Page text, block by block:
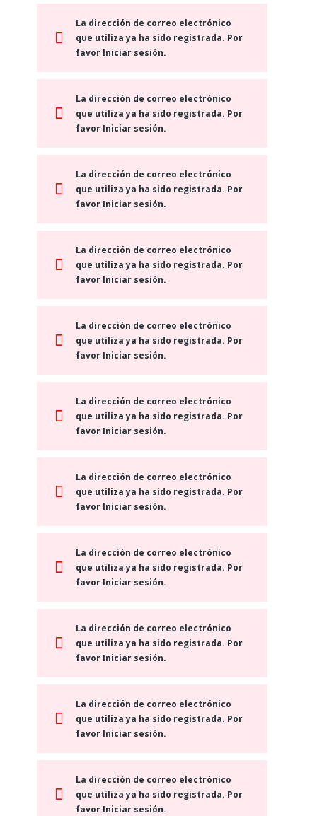
La dirección de correo electrónico
que utiliza ya ha sido registrada. Por
favor Iniciar sesión.
La dirección de correo electrónico
que utiliza ya ha sido registrada. Por
favor Iniciar sesión.
La dirección de correo electrónico
que utiliza ya ha sido registrada. Por
favor Iniciar sesión.
La dirección de correo electrónico
que utiliza ya ha sido registrada. Por
favor Iniciar sesión.
La dirección de correo electrónico
que utiliza ya ha sido registrada. Por
favor Iniciar sesión.
La dirección de correo electrónico
que utiliza ya ha sido registrada. Por
favor Iniciar sesión.
La dirección de correo electrónico
que utiliza ya ha sido registrada. Por
favor Iniciar sesión.
La dirección de correo electrónico
que utiliza ya ha sido registrada. Por
favor Iniciar sesión.
La dirección de correo electrónico
que utiliza ya ha sido registrada. Por
favor Iniciar sesión.
La dirección de correo electrónico
que utiliza ya ha sido registrada. Por
favor Iniciar sesión.
La dirección de correo electrónico
que utiliza ya ha sido registrada. Por
favor Iniciar sesión.